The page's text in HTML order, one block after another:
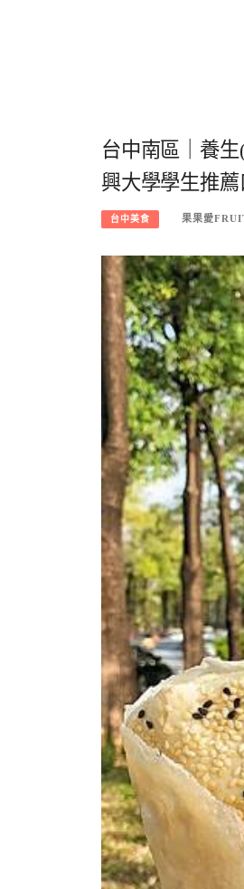
台中南區｜養
興大學學生推
台中美食 果果愛